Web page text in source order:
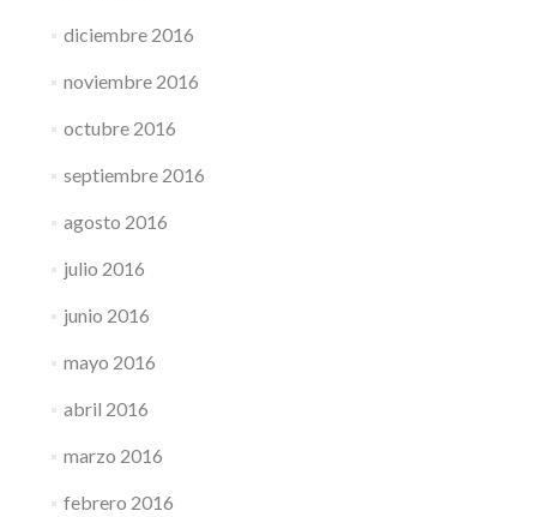
diciembre 2016
noviembre 2016
octubre 2016
septiembre 2016
agosto 2016
julio 2016
junio 2016
mayo 2016
abril 2016
marzo 2016
febrero 2016